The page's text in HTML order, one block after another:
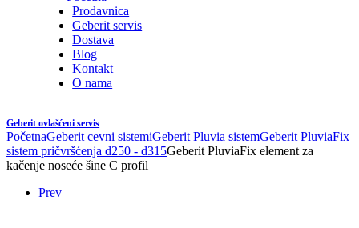
Prodavnica
Geberit servis
Dostava
Blog
Kontakt
O nama
Geberit ovlašćeni servis
PočetnaGeberit cevni sistemiGeberit Pluvia sistemGeberit PluviaFix
sistem pričvršćenja d250 - d315Geberit PluviaFix element za
kačenje noseće šine C profil
Prev